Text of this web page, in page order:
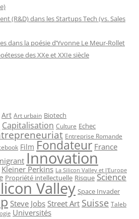
(R&D) dans les Startups Tech (vs. Sales
dans la poésie d’Yvonne Le Meur-Rollet
des XXe et XXIe siècle
Art Art urbain Biotech
Capitalisation Culture Echec
Entreprise Romande
Film Fondateur France
Innovation
Kleiner Perkins La Silicon Valley et l'Europe
Propriété intellectuelle Risque Science
Valley Space Invader
Steve Jobs Street Art Suisse Taleb
Universités